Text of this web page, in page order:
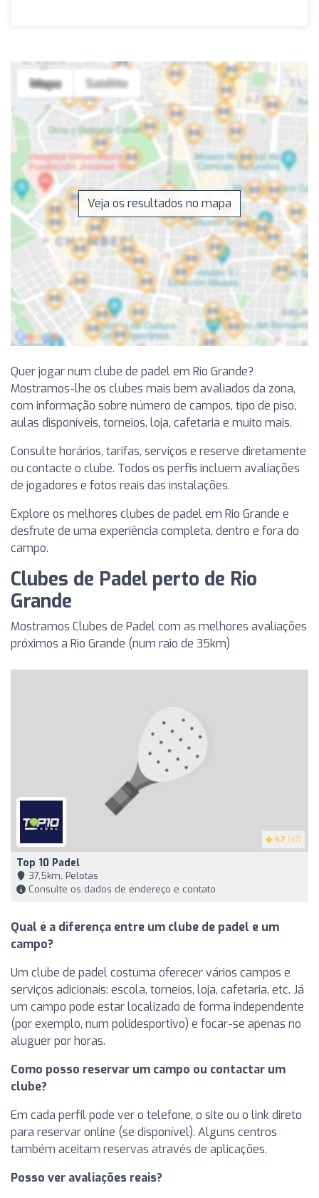
Veja os resultados no mapa
Quer jogar num clube de padel em Rio Grande?
Mostramos-lhe os clubes mais bem avaliados da zona,
com informação sobre número de campos, tipo de piso,
aulas disponíveis, torneios, loja, cafetaria e muito mais.
Consulte horários, tarifas, serviços e reserve diretamente
ou contacte o clube. Todos os perfis incluem avaliações
de jogadores e fotos reais das instalações.
Explore os melhores clubes de padel em Rio Grande e
desfrute de uma experiência completa, dentro e fora do
campo.
Clubes de Padel perto de Rio
Grande
Mostramos Clubes de Padel com as melhores avaliações
próximos a Rio Grande (num raio de 35km)
4.7 (47)
Top 10 Padel
37,5km, Pelotas
Consulte os dados de endereço e contato
Qual é a diferença entre um clube de padel e um
campo?
Um clube de padel costuma oferecer vários campos e
serviços adicionais: escola, torneios, loja, cafetaria, etc. Já
um campo pode estar localizado de forma independente
(por exemplo, num polidesportivo) e focar-se apenas no
aluguer por horas.
Como posso reservar um campo ou contactar um
clube?
Em cada perfil pode ver o telefone, o site ou o link direto
para reservar online (se disponível). Alguns centros
também aceitam reservas através de aplicações.
Posso ver avaliações reais?